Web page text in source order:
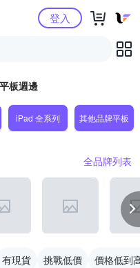
購物中心登入
板週邊
iPad 全系列 其他品牌平板
全品牌列表
有現貨 挑戰低價 價格低到